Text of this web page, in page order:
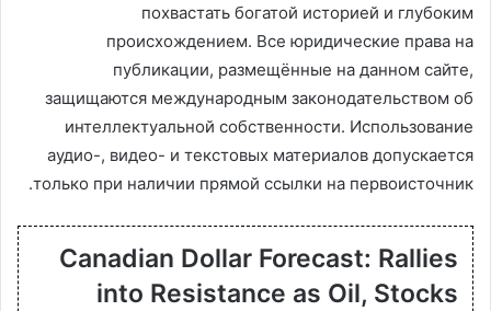
похвастать богатой историей и глубоким
происхождением. Все юридические права на
публикации, размещённые на данном сайте,
защищаются международным законодательством об
интеллектуальной собственности. Использование
аудио-, видео- и текстовых материалов допускается
только при наличии прямой ссылки на первоисточник.
Canadian Dollar Forecast: Rallies
into Resistance as Oil, Stocks